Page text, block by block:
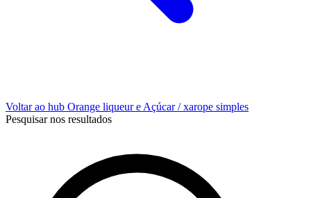
Voltar ao hub Orange liqueur e Açúcar / xarope simples
Pesquisar nos resultados